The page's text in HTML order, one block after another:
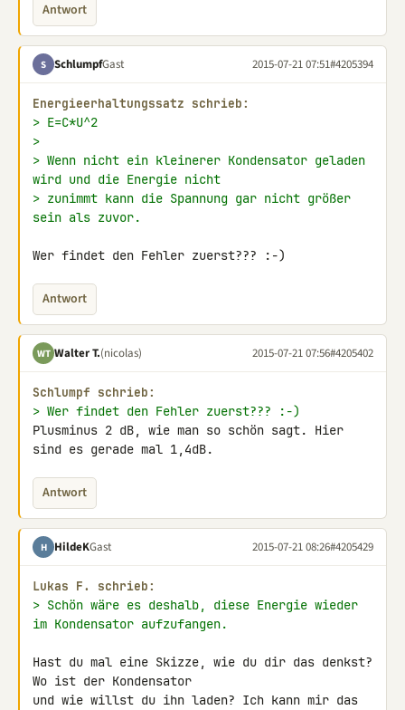
Antwort
S SchlumpfGast 2015-07-21 07:51#4205394
Energieerhaltungssatz schrieb:
> E=C*U^2
>
> Wenn nicht ein kleinerer Kondensator geladen
wird und die Energie nicht
> zunimmt kann die Spannung gar nicht größer
sein als zuvor.
Wer findet den Fehler zuerst??? :-)
Antwort
WT Walter T.(nicolas) 2015-07-21 07:56#4205402
Schlumpf schrieb:
> Wer findet den Fehler zuerst??? :-)
Plusminus 2 dB, wie man so schön sagt. Hier
sind es gerade mal 1,4dB.
Antwort
H HildeKGast 2015-07-21 08:26#4205429
Lukas F. schrieb:
> Schön wäre es deshalb, diese Energie wieder
im Kondensator aufzufangen.
Hast du mal eine Skizze, wie du dir das denkst?
Wo ist der Kondensator
und wie willst du ihn laden? Ich kann mir das